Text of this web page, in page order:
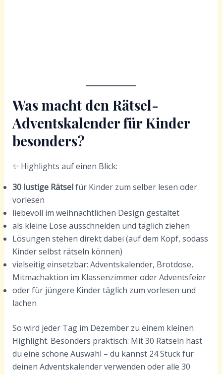
Was macht den Rätsel-
Adventskalender für Kinder
besonders?
✨ Highlights auf einen Blick:
30 lustige Rätselfür Kinder zum selber lesen oder
vorlesen
liebevoll im weihnachtlichen Design gestaltet
als kleine Lose ausschneiden und täglich ziehen
Lösungen stehen direkt dabei (auf dem Kopf, sodass
Kinder selbst rätseln können)
vielseitig einsetzbar: Adventskalender, Brotdose,
Mitmachaktion im Klassenzimmer oder Adventsfeier
oder für jüngere Kinder täglich zum vorlesen und
lachen
So wird jeder Tag im Dezember zu einem kleinen
Highlight. Besonders praktisch: Mit 30 Rätseln hast
du eine schöne Auswahl – du kannst 24 Stück für
deinen Adventskalender verwenden oder alle 30